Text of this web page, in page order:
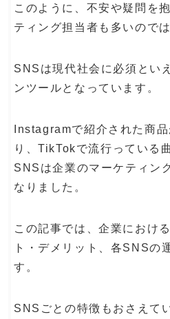
このように、不安や疑問を
ティング担当者も多いので
SNSは現代社会に必須とい
ンツールとなっています。
Instagramで紹介された商
り、TikTokで流行っている
SNSは企業のマーケティン
なりました。
この記事では、企業におけ
ト・デメリット、各SNSの
す。
SNSごとの特徴もおさえて